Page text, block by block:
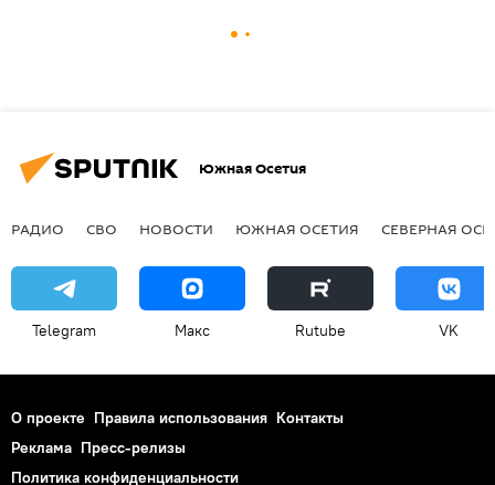
Южная Осетия
РАДИО СВО НОВОСТИ ЮЖНАЯ ОСЕТИЯ СЕВЕРНАЯ
Telegram Макс Rutube VK
О проекте Правила использования Контакты
Реклама Пресс-релизы
Политика конфиденциальности